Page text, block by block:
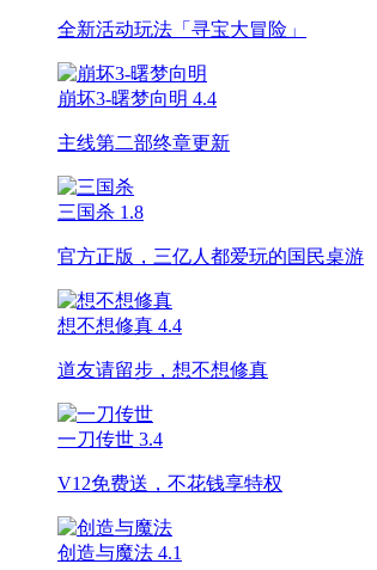
全新活动玩法「寻宝大冒险」
崩坏3-曙梦向明 4.4
主线第二部终章更新
三国杀 1.8
官方正版，三亿人都爱玩的国民桌游
想不想修真 4.4
道友请留步，想不想修真
一刀传世 3.4
V12免费送，不花钱享特权
创造与魔法 4.1